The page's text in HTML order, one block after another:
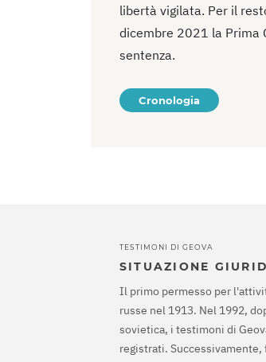
libertà vigilata. Per il
dicembre 2021 la Prima
sentenza.
Cronologia
TESTIMONI DI GEOVA
SITUAZIONE
Il primo permesso per
russe nel 1913. Nel 1992,
sovietica, i testimoni di
registrati. Successivamente,